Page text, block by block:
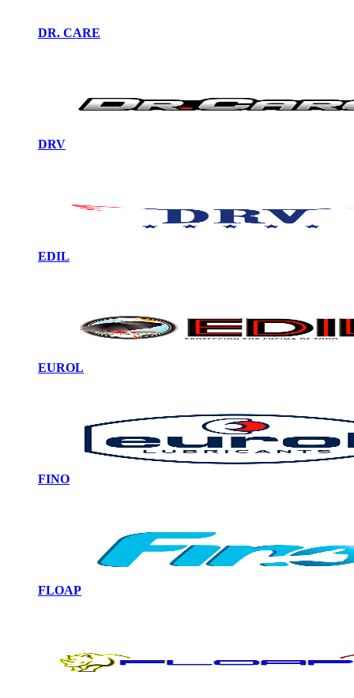
DR. CARE
DRV
EDIL
EUROL
FINO
FLOAP